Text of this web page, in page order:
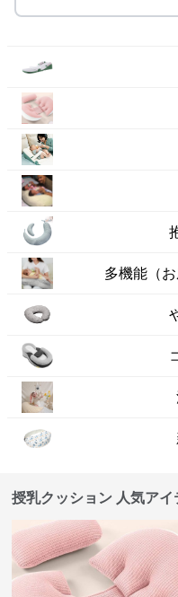
多機能（お
授乳クッション 人気アイ